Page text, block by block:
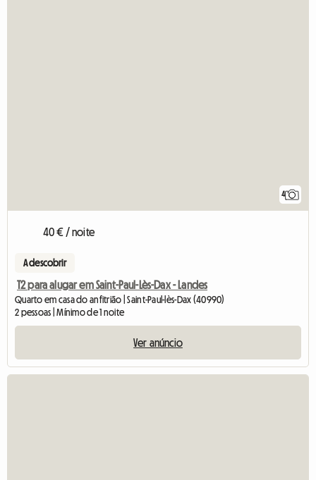
4
40 € / noite
A descobrir
T2 para alugar em Saint-Paul-Lès-Dax - Landes
Quarto em casa do anfitrião | Saint-Paul-lès-Dax (40990)
2 pessoas | Mínimo de 1 noite
Ver anúncio